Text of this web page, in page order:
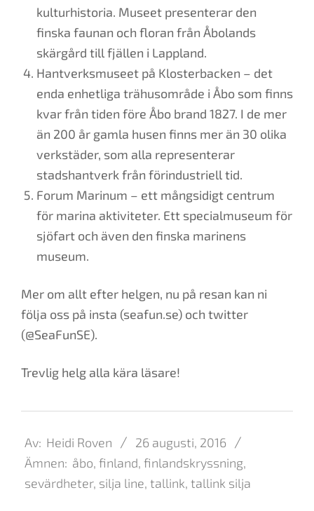
kulturhistoria. Museet presenterar den
finska faunan och floran från Åbolands
skärgård till fjällen i Lappland.
Hantverksmuseet på Klosterbacken – det
enda enhetliga trähusområde i Åbo som finns
kvar från tiden före Åbo brand 1827. I de mer
än 200 år gamla husen finns mer än 30 olika
verkstäder, som alla representerar
stadshantverk från förindustriell tid.
Forum Marinum – ett mångsidigt centrum
för marina aktiviteter. Ett specialmuseum för
sjöfart och även den finska marinens
museum.
Mer om allt efter helgen, nu på resan kan ni
följa oss på insta (seafun.se) och twitter
(@SeaFunSE).
Trevlig helg alla kära läsare!
08-
26
Av: Heidi Roven
26 augusti, 2016
Ämnen: åbo, finland, finlandskryssning,
sevärdheter, silja line, tallink, tallink silja